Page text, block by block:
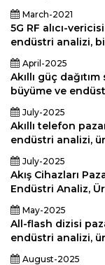
March-2021
5G RF alıcı-
endüstri analizi,
April-2025
Akıllı güç
büyüme ve
July-2025
Akıllı telefon
endüstri analizi,
July-2025
Akış Cihazları
Endüstri Analiz,
May-2025
All-flash dizisi
endüstri analizi,
August-2025